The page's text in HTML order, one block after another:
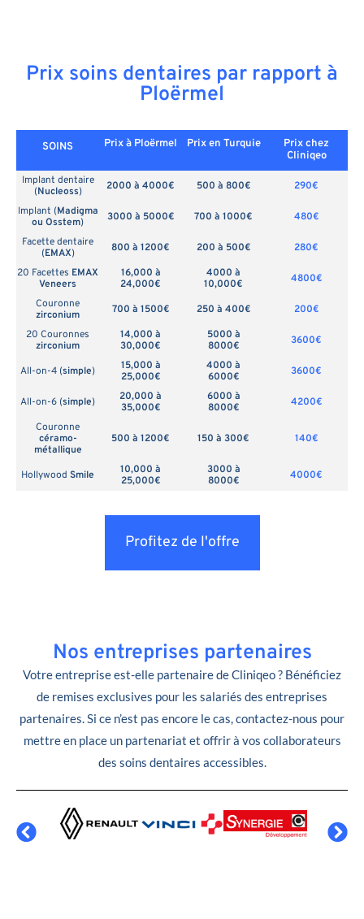
Prix soins dentaires par rapport à
Ploërmel
SOINS Prix à Ploërmel Prix en Turquie
Prix chez
Cliniqeo
Implant dentaire
(Nucleoss) 2000 à 4000€ 500 à 800€
290€
Implant (Madigma
ou Osstem) 3000 à 5000€ 700 à 1000€
480€
Facette dentaire
(EMAX) 800 à 1200€ 200 à 500€
280€
20 Facettes EMAX
Veneers
16,000 à
24,000€
4000 à
10,000€
4800€
Couronne
zirconium
700 à 1500€ 250 à 400€
200€
20 Couronnes
zirconium
14,000 à
30,000€
5000 à
8000€
3600€
All-on-4 (simple)
15,000 à
25,000€
4000 à
6000€
3600€
All-on-6 (simple)
20,000 à
35,000€
6000 à
8000€
4200€
Couronne
céramo-
métallique
500 à 1200€ 150 à 300€ 140€
Hollywood Smile
10,000 à
25,000€
3000 à
8000€
4000€
Profitez de l'offre
Nos entreprises partenaires
Votre entreprise est-elle partenaire de Cliniqeo ? Bénéficiez
de remises exclusives pour les salariés des entreprises
partenaires. Si ce n’est pas encore le cas, contactez-nous pour
mettre en place un partenariat et offrir à vos collaborateurs
des soins dentaires accessibles.